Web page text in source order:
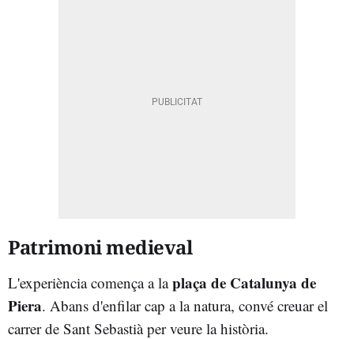
Patrimoni medieval
L'experiència comença a laplaça de Catalunya de
Piera. Abans d'enfilar cap a la natura, convé creuar el
carrer de Sant Sebastià per veure la història.